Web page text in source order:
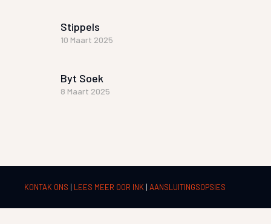
Stippels
10 Maart 2025
Byt Soek
8 Maart 2025
KONTAK ONS | LEES MEER OOR INK |AANSLUITINGSOPSIES